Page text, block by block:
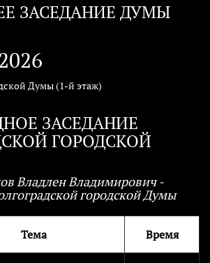
ЗАСЕДАНИЕ ДУМЫ
Думы (1-й этаж)
ЗАСЕДАНИЕ
ГОРОДСКОЙ
Владлен Владимирович -
городской Думы
Тема Время